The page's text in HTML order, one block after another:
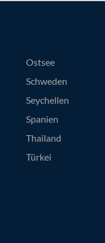
Ostsee
Schweden
Seychellen
Spanien
Thailand
Türkei